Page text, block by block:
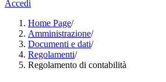
Accedi
Home Page/
Amministrazione/
Documenti e dati/
Regolamenti/
Regolamento di contabilità